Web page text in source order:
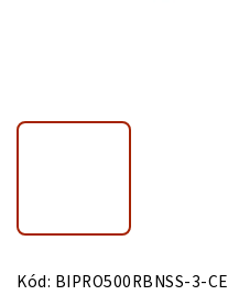
Kód: BIPRO500RBNSS-3-CE